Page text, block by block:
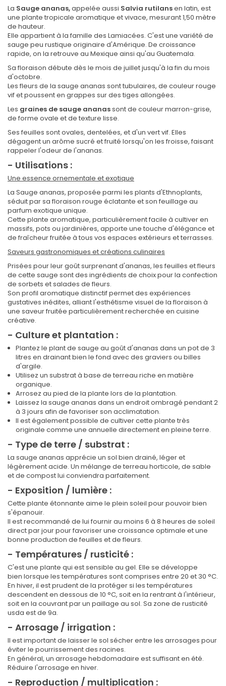
La Sauge ananas,appelée aussi Salvia rutilansen latin, est
une plante tropicale aromatique et vivace, mesurant 1,50 mètre
de hauteur.
Elle appartient à la famille des Lamiacées. C'est une variété de
sauge peu rustique originaire d'Amérique. De croissance
rapide, on la retrouve au Mexique ainsi qu'au Guatemala.
Sa floraison débute dès le mois de juillet jusqu'à la fin du mois
d'octobre.
Les fleurs de la sauge ananas sont tubulaires, de couleur rouge
vif et poussent en grappes sur des tiges allongées.
Les graines de sauge ananassont de couleur marron-grise,
de forme ovale et de texture lisse.
Ses feuilles sont ovales, dentelées, et d'un vert vif. Elles
dégagent un arôme sucré et fruité lorsqu'on les froisse, faisant
rappeler l'odeur de l'ananas.
- Utilisations :
Une essence ornementale et exotique
La Sauge ananas, proposée parmi les plants d'Ethnoplants,
séduit par sa floraison rouge éclatante et son feuillage au
parfum exotique unique.
Cette plante aromatique, particulièrement facile à cultiver en
massifs, pots ou jardinières, apporte une touche d'élégance et
de fraîcheur fruitée à tous vos espaces extérieurs et terrasses.
Saveurs gastronomiques et créations culinaires
Prisées pour leur goût surprenant d'ananas, les feuilles et fleurs
de cette sauge sont des ingrédients de choix pour la confection
de sorbets et salades de fleurs.
Son profil aromatique distinctif permet des expériences
gustatives inédites, alliant l'esthétisme visuel de la floraison à
une saveur fruitée particulièrement recherchée en cuisine
créative.
- Culture et plantation :
Plantez le plant de sauge au goût d'ananas dans un pot de 3
litres en drainant bien le fond avec des graviers ou billes
d'argile.
Utilisez un substrat à base de terreau riche en matière
organique.
Arrosez au pied de la plante lors de la plantation.
Laissez la sauge ananas dans un endroit ombragé pendant 2
à 3 jours afin de favoriser son acclimatation.
Il est également possible de cultiver cette plante très
originale comme une annuelle directement en pleine terre.
- Type de terre / substrat :
La sauge ananas apprécie un sol bien drainé, léger et
légèrement acide. Un mélange de terreau horticole, de sable
et de compost lui conviendra parfaitement.
- Exposition / lumière :
Cette plante étonnante aime le plein soleil pour pouvoir bien
s'épanouir.
Il est recommandé de lui fournir au moins 6 à 8 heures de soleil
direct par jour pour favoriser une croissance optimale et une
bonne production de feuilles et de fleurs.
- Températures / rusticité :
C'est une plante qui est sensible au gel. Elle se développe
bien lorsque les températures sont comprises entre 20 et 30 °C.
En hiver, il est prudent de la protéger si les températures
descendent en dessous de 10 °C, soit en la rentrant à l'intérieur,
soit en la couvrant par un paillage au sol. Sa zone de rusticité
usda est de 9a.
- Arrosage / irrigation :
Il est important de laisser le sol sécher entre les arrosages pour
éviter le pourrissement des racines.
En général, un arrosage hebdomadaire est suffisant en été.
Réduire l'arrosage en hiver.
- Reproduction / multiplication :